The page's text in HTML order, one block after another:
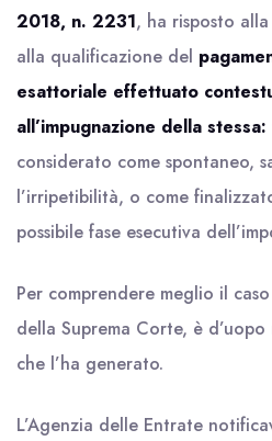
2018, n. 2231, ha risposto
alla qualificazione del
esattoriale effettuato
all’impugnazione della stessa:
considerato come spontaneo,
l’irripetibilità, o come
possibile fase esecutiva
Per comprendere meglio il
della Suprema Corte, è
che l’ha generato.
L’Agenzia delle Entrate